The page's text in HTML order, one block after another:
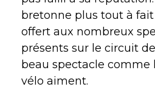
bretonne plus tout à fait
offert aux nombreux
présents sur le circuit
beau spectacle comme
vélo aiment.